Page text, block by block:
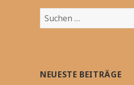
Suchen
nach:
NEUESTE BEITRÄGE